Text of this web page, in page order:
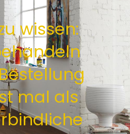
wissen:
mal als